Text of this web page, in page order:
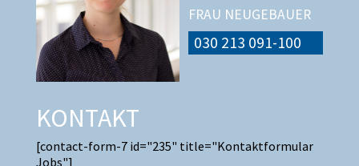
FRAU NEUGEBAUER
030 213 091-100
KONTAKT
[contact-form-7 id="235" title="Kontaktformular
Jobs"]